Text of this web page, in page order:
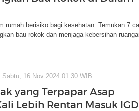
rumah berisiko bagi kesehatan. Temukan 7
bau rokok dan menjaga kebersihan
Sabtu, 16 Nov 2024 01:30 WIB
yang Terpapar Asap
Lebih Rentan Masuk IGD